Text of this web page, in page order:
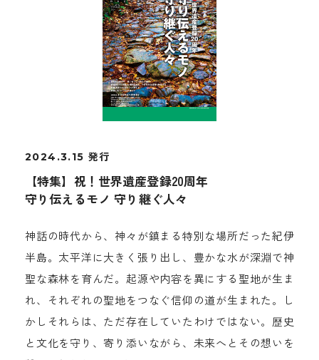
2024.3.15 発行
【特集】祝！世界遺産登録20周年
守り伝えるモノ 守り継ぐ人々
神話の時代から、神々が鎮まる特別な場所だった紀伊
半島。太平洋に大きく張り出し、豊かな水が深淵で神
聖な森林を育んだ。起源や内容を異にする聖地が生ま
れ、それぞれの聖地をつなぐ信仰の道が生まれた。し
かしそれらは、ただ存在していたわけではない。歴史
と文化を守り、寄り添いながら、未来へとその想いを